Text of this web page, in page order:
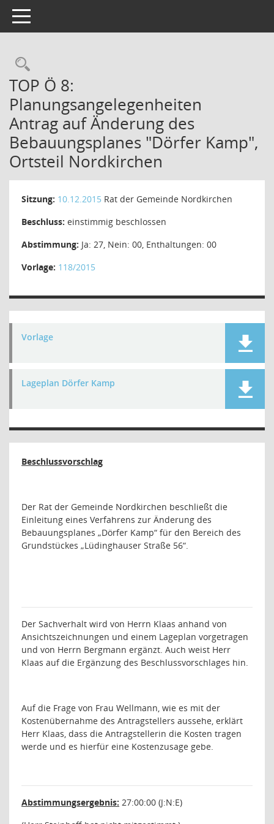
Toggle navigation
Rechercheauswahl
TOP Ö 8:
Planungsangelegenheiten
Antrag auf Änderung des
Bebauungsplanes "Dörfer Kamp",
Ortsteil Nordkirchen
Sitzung: 10.12.2015 Rat der Gemeinde Nordkirchen
Beschluss: einstimmig beschlossen
Abstimmung: Ja: 27, Nein: 00, Enthaltungen: 00
Vorlage: 118/2015
Vorlage
Lageplan Dörfer Kamp
Beschlussvorschlag
Der Rat der Gemeinde Nordkirchen beschließt die
Einleitung eines Verfahrens zur Änderung des
Bebauungsplanes „Dörfer Kamp“ für den Bereich des
Grundstückes „Lüdinghauser Straße 56“.
Der Sachverhalt wird von Herrn Klaas anhand von
Ansichtszeichnungen und einem Lageplan vorgetragen
und von Herrn Bergmann ergänzt. Auch weist Herr
Klaas auf die Ergänzung des Beschlussvorschlages hin.
Auf die Frage von Frau Wellmann, wie es mit der
Kostenübernahme des Antragstellers aussehe, erklärt
Herr Klaas, dass die Antragstellerin die Kosten tragen
werde und es hierfür eine Kostenzusage gebe.
Abstimmungsergebnis: 27:00:00 (J:N:E)